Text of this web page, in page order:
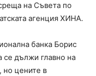
на Съвета по
агенция ХИНА.
банка Борис
се дължи главно на
но цените в